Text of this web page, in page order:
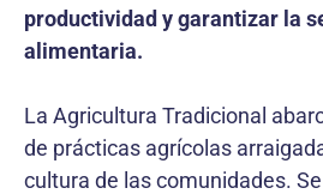
productividad y garantizar la
alimentaria.
La Agricultura Tradicional
de prácticas agrícolas
cultura de las comunidades.